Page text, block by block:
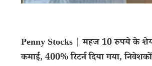
Penny Stocks | महज 10 रुपये के
कमाई, 400% रिटर्न दिया गया,